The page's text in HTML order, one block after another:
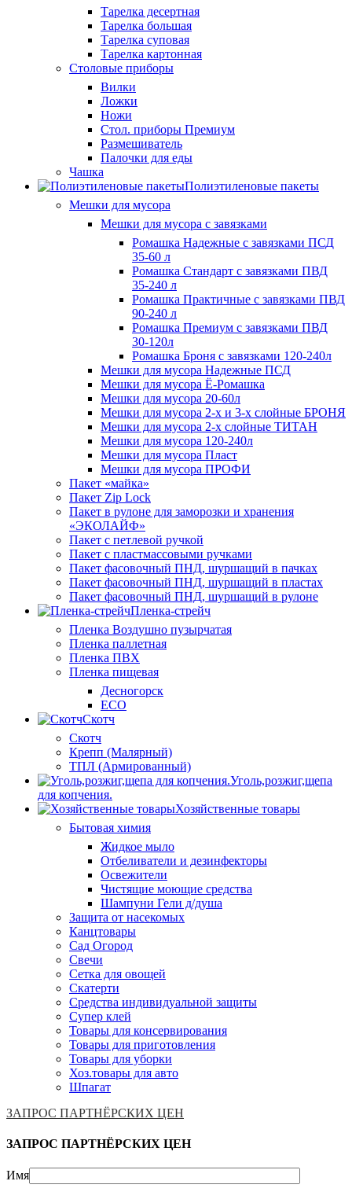
Тарелка десертная
Тарелка большая
Тарелка суповая
Тарелка картонная
Столовые приборы
Вилки
Ложки
Ножи
Стол. приборы Премиум
Размешиватель
Палочки для еды
Чашка
Полиэтиленовые пакеты
Мешки для мусора
Мешки для мусора с завязками
Ромашка Надежные с завязками ПСД
35-60 л
Ромашка Стандарт с завязками ПВД
35-240 л
Ромашка Практичные с завязками ПВД
90-240 л
Ромашка Премиум с завязками ПВД
30-120л
Ромашка Броня с завязками 120-240л
Мешки для мусора Надежные ПСД
Мешки для мусора Ё-Ромашка
Мешки для мусора 20-60л
Мешки для мусора 2-х и 3-х слойные БРОНЯ
Мешки для мусора 2-х слойные ТИТАН
Мешки для мусора 120-240л
Мешки для мусора Пласт
Мешки для мусора ПРОФИ
Пакет «майка»
Пакет Zip Lock
Пакет в рулоне для заморозки и хранения
«ЭКОЛАЙФ»
Пакет с петлевой ручкой
Пакет с пластмассовыми ручками
Пакет фасовочный ПНД, шуршащий в пачках
Пакет фасовочный ПНД, шуршащий в пластах
Пакет фасовочный ПНД, шуршащий в рулоне
Пленка-стрейч
Пленка Воздушно пузырчатая
Пленка паллетная
Пленка ПВХ
Пленка пищевая
Десногорск
ECO
Скотч
Скотч
Крепп (Малярный)
ТПЛ (Армированный)
Уголь,розжиг,щепа
для копчения.
Хозяйственные товары
Бытовая химия
Жидкое мыло
Отбеливатели и дезинфекторы
Освежители
Чистящие моющие средства
Шампуни Гели д/душа
Защита от насекомых
Канцтовары
Сад Огород
Свечи
Сетка для овощей
Скатерти
Средства индивидуальной защиты
Супер клей
Товары для консервирования
Товары для приготовления
Товары для уборки
Хоз.товары для авто
Шпагат
ЗАПРОС ПАРТНЁРСКИХ ЦЕН
ЗАПРОС ПАРТНЁРСКИХ ЦЕН
Имя